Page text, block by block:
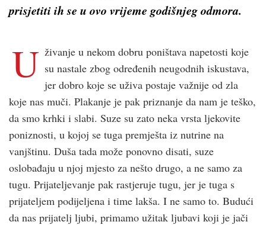
prisjetiti ih se u ovo vrijeme godišnjeg odmora.
U živanje u nekom dobru poništava napetosti koje
su nastale zbog određenih neugodnih iskustava,
jer dobro koje se uživa postaje važnije od zla
koje nas muči. Plakanje je pak priznanje da nam je teško,
da smo krhki i slabi. Suze su zato neka vrsta ljekovite
poniznosti, u kojoj se tuga premješta iz nutrine na
vanjštinu. Duša tada može ponovno disati, suze
oslobađaju u njoj mjesto za nešto drugo, a ne samo za
tugu. Prijateljevanje pak rastjeruje tugu, jer je tuga s
prijateljem podijeljena i time lakša. I ne samo to. Budući
da nas prijatelj ljubi, primamo užitak ljubavi koji je jači